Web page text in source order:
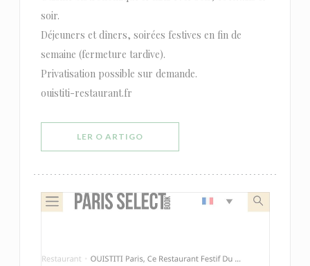
soir.
Déjeuners et dîners, soirées festives en fin de
semaine (fermeture tardive).
Privatisation possible sur demande.
ouistiti-restaurant.fr
LER O ARTIGO((ABRE NUMA NOVA JANELA))